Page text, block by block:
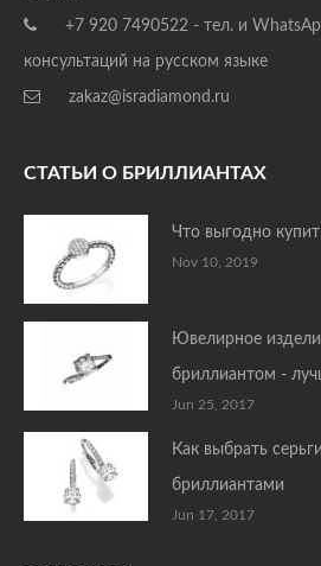
+7 920 7490522 - тел. и
консультаций на русском языке
zakaz@isradiamond.ru
СТАТЬИ О БРИЛЛИАНТАХ
Что выгодно
Nov 10, 2019
Ювелирное
бриллиантом -
Jun 25, 2017
Как выбрать
бриллиантами
Jun 17, 2017